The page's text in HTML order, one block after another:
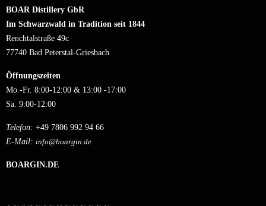
BOAR Distillery GbR
Im Schwarzwald in Tradition seit 1844
Renchtalstraße 49c
77740 Bad Peterstal-Griesbach
Öffnungszeiten
Mo.-Fr. 8:00-12:00 & 13:00 -17:00
Sa. 9:00-12:00
Telefon: +49 7806 992 94 66
E-Mail: info@boargin.de
BOARGIN.DE